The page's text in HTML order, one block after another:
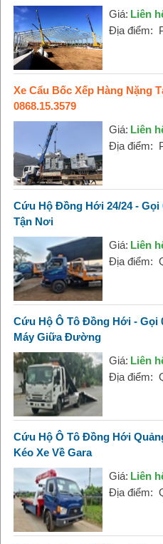
Giá: Liên
Địa điểm:
Xe Cẩu Bốc Xếp Hàng Nặng
0868.15.3579
Giá: Liên
Địa điểm:
Cứu Hộ Đồng Hới 24/24 - Gọi
Tận Nơi
Giá: Liên
Địa điểm:
Cứu Hộ Ô Tô Đồng Hới - Gọi
Máy Giữa Đường
Giá: Liên
Địa điểm:
Cứu Hộ Ô Tô Đồng Hới
Kéo Xe Về Gara
Giá: Liên
Địa điểm: